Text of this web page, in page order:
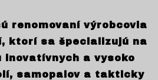
renomovaní výrobcovia
ktorí sa špecializujú na
inovatívnych a vysoko
samopalov a takticky